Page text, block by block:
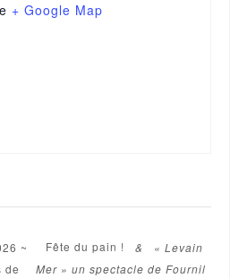
+ Google Map
~
de
Fête du pain ! & « Levain
Mer » un spectacle de Fournil